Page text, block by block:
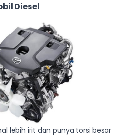
Diesel
lebih irit dan punya torsi besar